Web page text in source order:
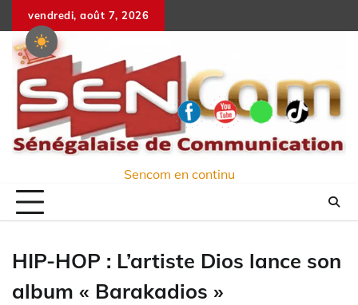
to
content
vendredi, août 7, 2026
Sencom en continu
HIP-HOP : L’artiste Dios lance son
album « Barakadios »